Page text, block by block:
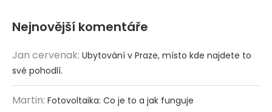
Nejnovější komentáře
Jan cervenak: Ubytování v Praze, místo kde najdete to
své pohodlí.
Martin: Fotovoltaika: Co je to a jak funguje